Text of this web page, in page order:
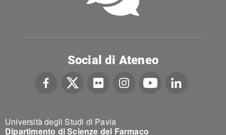
Università degli Studi di Pavia
Dipartimento di Scienze del Farmaco
Social di Ateneo